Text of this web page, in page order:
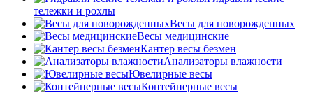
тележки и рохлы
Весы для новорожденных
Весы медицинские
Кантер весы безмен
Анализаторы влажности
Ювелирные весы
Контейнерные весы